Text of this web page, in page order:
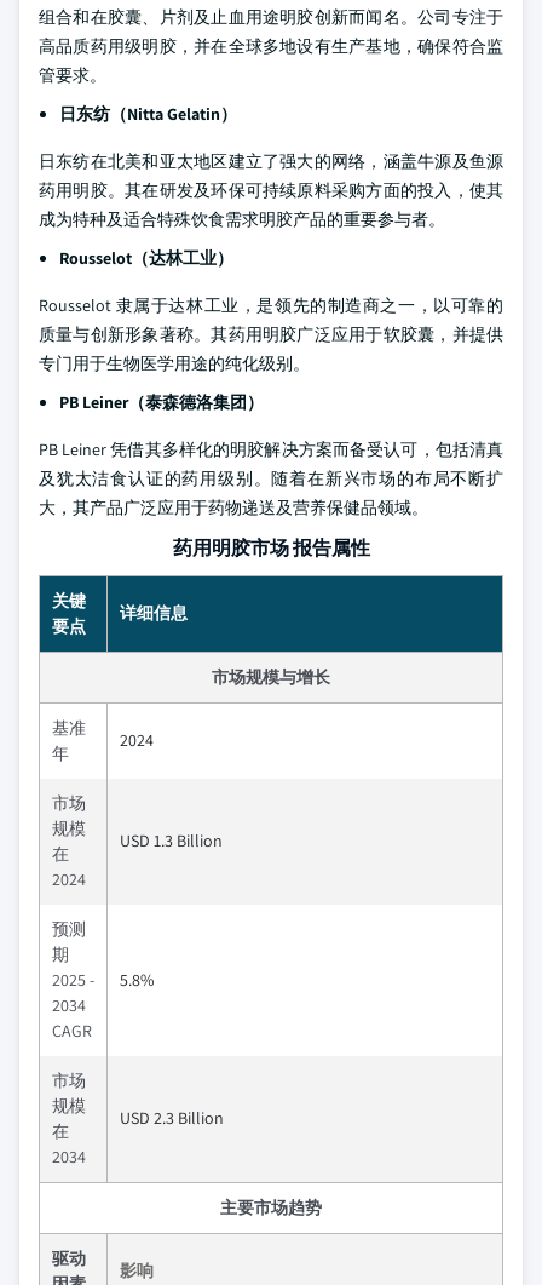
组合和在胶囊、片剂及止血用途明胶创新而闻名。公司专注于
高品质药用级明胶，并在全球多地设有生产基地，确保符合监
管要求。
日东纺（Nitta Gelatin）
日东纺在北美和亚太地区建立了强大的网络，涵盖牛源及鱼源
药用明胶。其在研发及环保可持续原料采购方面的投入，使其
成为特种及适合特殊饮食需求明胶产品的重要参与者。
Rousselot（达林工业）
Rousselot 隶属于达林工业，是领先的制造商之一，以可靠的
质量与创新形象著称。其药用明胶广泛应用于软胶囊，并提供
专门用于生物医学用途的纯化级别。
PB Leiner（泰森德洛集团）
PB Leiner 凭借其多样化的明胶解决方案而备受认可，包括清真
及犹太洁食认证的药用级别。随着在新兴市场的布局不断扩
大，其产品广泛应用于药物递送及营养保健品领域。
药用明胶市场 报告属性
关键
要点
详细信息
市场规模与增长
基准
年
2024
市场
规模
在
2024
USD 1.3 Billion
预测
期
2025 -
2034
CAGR
5.8%
市场
规模
在
2034
USD 2.3 Billion
主要市场趋势
驱动
影响